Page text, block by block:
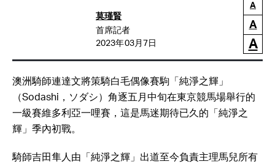
莫瑾賢
首席記者
2023年03月7日
A
A
A
澳洲騎師連達文將策騎白毛偶像賽駒「純淨之輝」
（Sodashi，ソダシ）角逐五月中旬在東京競馬場舉行的
一級賽維多利亞一哩賽，這是馬迷期待已久的「純淨之
輝」季內初戰。
騎師吉田隼人由「純淨之輝」出道至今負責主理馬兒所有